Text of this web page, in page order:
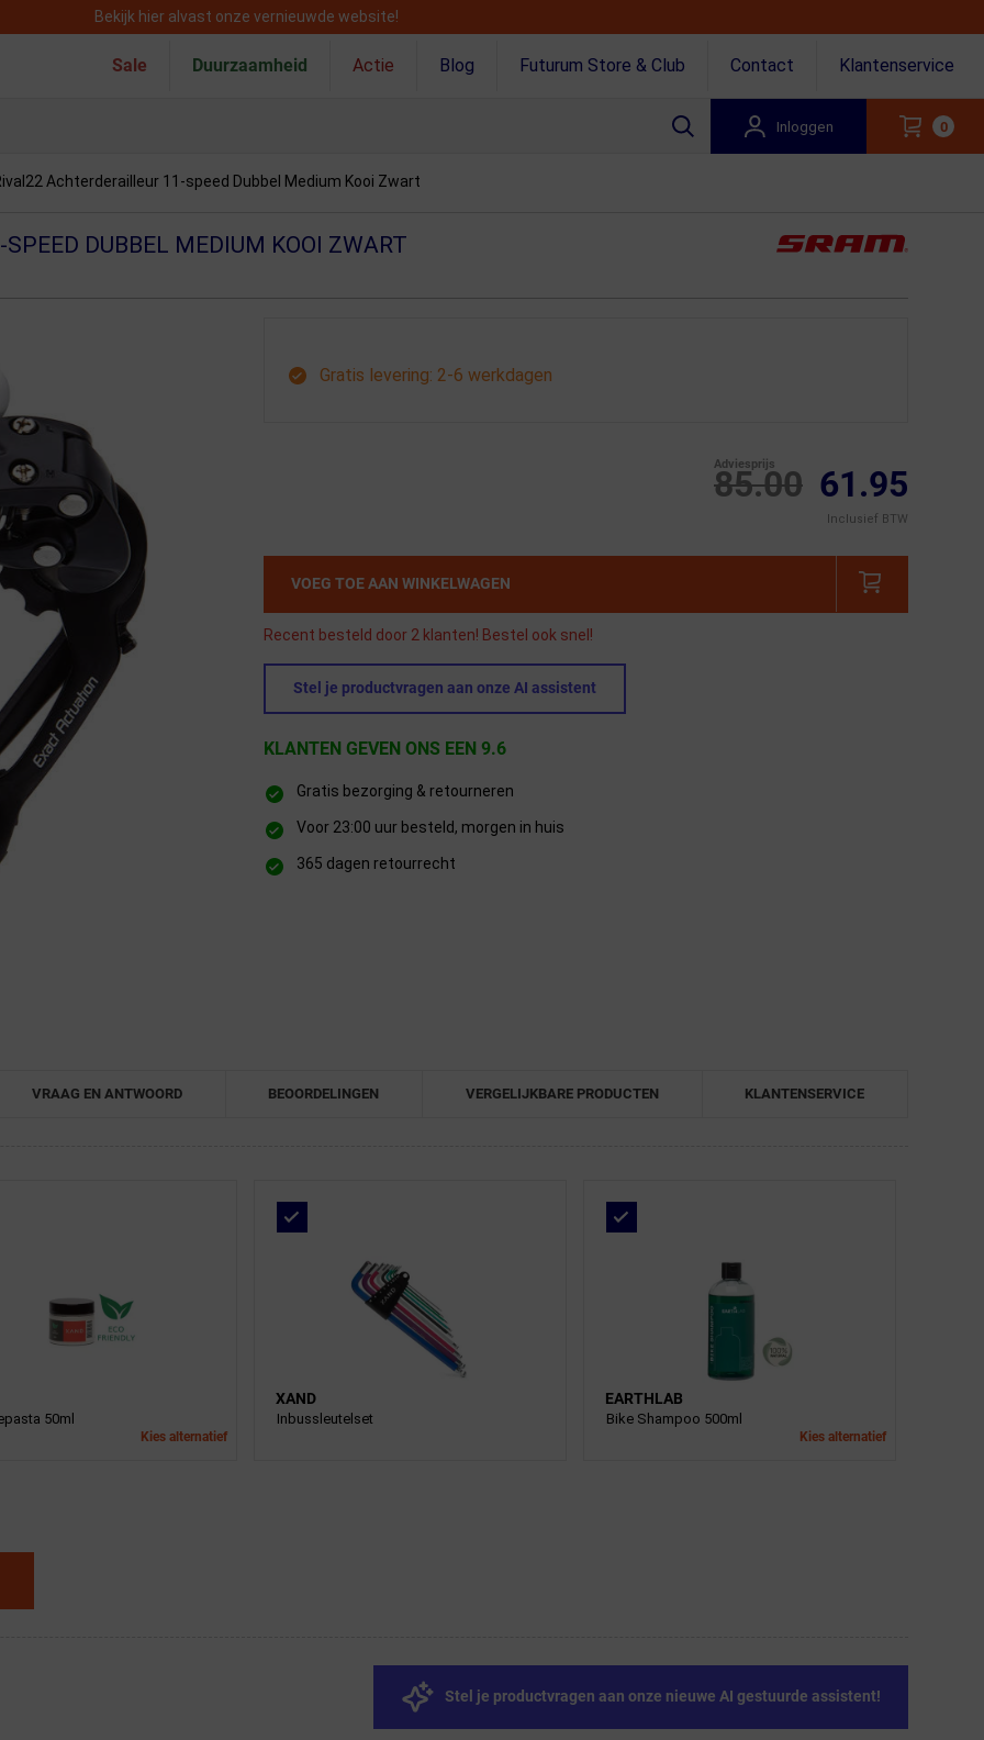
Bekijk hier alvast onze vernieuwde website!
Sale Duurzaamheid Actie Blog Futurum Store & Club Contact Klantenservice
Inloggen 0
Achterderailleur 11-speed Dubbel Medium Kooi Zwart
DUBBEL MEDIUM KOOI ZWART
Gratis levering: 2-6 werkdagen
85.00
Adviesprijs 61.95
Inclusief BTW
VOEG TOE AAN WINKELWAGEN
Recent besteld door 2 klanten! Bestel ook snel!
Stel je productvragen aan onze AI assistent
KLANTEN GEVEN ONS EEN 9.6
Gratis bezorging & retourneren
Voor 23:00 uur besteld, morgen in huis
365 dagen retourrecht
VRAAG EN ANTWOORD BEOORDELINGEN VERGELIJKBARE PRODUCTEN KLANTENSERVICE
50ml
Kies alternatief
XAND
Inbussleutelset
EARTHLAB
Bike Shampoo 500ml
Kies alternatief
Stel je productvragen aan onze nieuwe AI gestuurde assistent!